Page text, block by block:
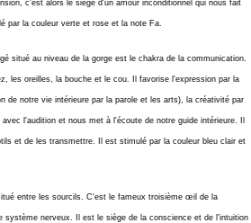
c'est alors le siège d'un amour inconditionnel qui nous fait
la couleur verte et rose et la note Fa.
situé au niveau de la gorge est le chakra de la communication.
les oreilles, la bouche et le cou. Il favorise l'expression par la
de notre vie intérieure par la parole et les arts), la créativité par
l'audition et nous met à l'écoute de notre guide intérieure. Il
et de les transmettre. Il est stimulé par la couleur bleu clair et
entre les sourcils. C'est le fameux troisième œil de la
nerveux. Il est le siège de la conscience et de l'intuition